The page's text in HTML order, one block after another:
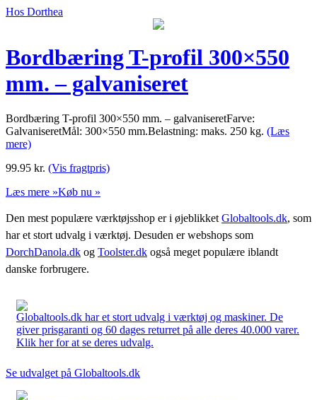
Hos Dorthea
Bordbæring T-profil 300×550
mm. – galvaniseret
Bordbæring T-profil 300×550 mm. – galvaniseretFarve:
GalvaniseretMål: 300×550 mm.Belastning: maks. 250 kg. (Læs
mere)
99.95 kr. (Vis fragtpris)
Læs mere »Køb nu »
Den mest populære værktøjsshop er i øjeblikket Globaltools.dk, som
har et stort udvalg i værktøj. Desuden er webshops som
DorchDanola.dk og Toolster.dk også meget populære iblandt
danske forbrugere.
Globaltools.dk har et stort udvalg i værktøj og maskiner. De
giver prisgaranti og 60 dages returret på alle deres 40.000 varer.
Klik her for at se deres udvalg.
Se udvalget på Globaltools.dk